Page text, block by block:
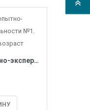
Рабочая тетрадь по опытно-экспериментальной деятельности №1. Старший дошкольный возраст